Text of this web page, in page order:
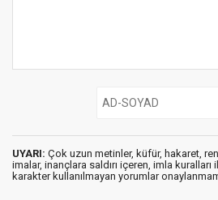
UYARI: Çok uzun metinler, küfür, hakaret,
imalar, inançlara saldırı içeren, imla kuralları
karakter kullanılmayan yorumlar